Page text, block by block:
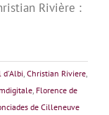
Rivière :
d'Albi, Christian Riviere,
, Florence de
de Cilleneuve